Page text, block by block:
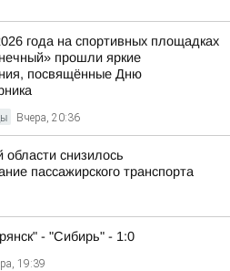
года на спортивных площадках
прошли яркие
посвящённые Дню
Вчера, 20:36
области снизилось
пассажирского транспорта
- "Сибирь" - 1:0
19:39